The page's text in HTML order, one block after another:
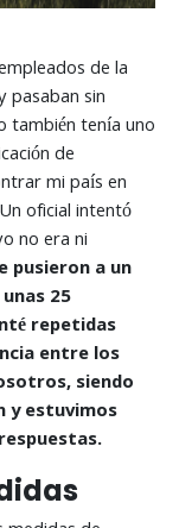
de la
pasaban sin
también tenía uno
de
mi país en
oficial intentó
no era ni
pusieron a un
25
repetidas
entre los
siendo
y estuvimos